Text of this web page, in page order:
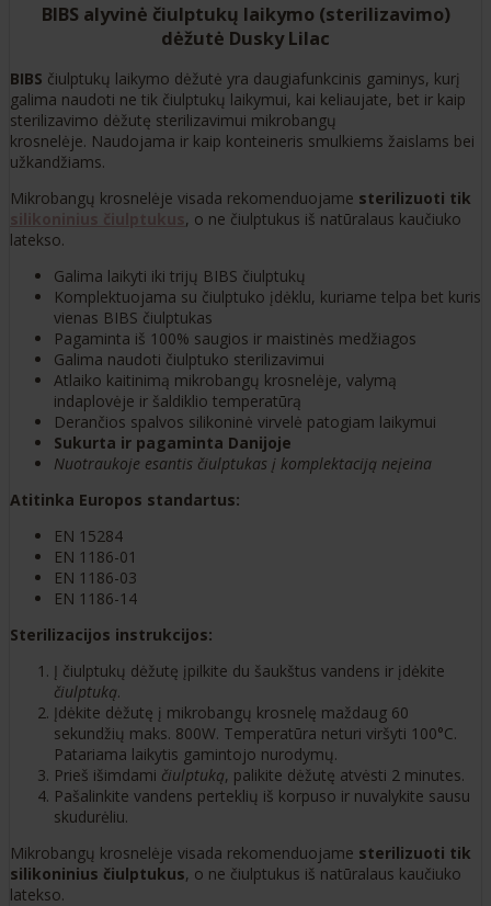
BIBS alyvinė čiulptukų laikymo (sterilizavimo)
dėžutė Dusky Lilac
BIBS čiulptukų laikymo dėžutė yra daugiafunkcinis gaminys, kurį
galima naudoti ne tik čiulptukų laikymui, kai keliaujate, bet ir kaip
sterilizavimo dėžutę sterilizavimui mikrobangų
krosnelėje. Naudojama ir kaip konteineris smulkiems žaislams bei
užkandžiams.
Mikrobangų krosnelėje visada rekomenduojame sterilizuoti tik
, o ne čiulptukus iš natūralaus kaučiuko
latekso.
Galima laikyti iki trijų BIBS čiulptukų
Komplektuojama su čiulptuko įdėklu, kuriame telpa bet kuris
vienas BIBS čiulptukas
Pagaminta iš 100% saugios ir maistinės medžiagos
Galima naudoti čiulptuko sterilizavimui
Atlaiko kaitinimą mikrobangų krosnelėje, valymą
indaplovėje ir šaldiklio temperatūrą
Derančios spalvos silikoninė virvelė patogiam laikymui
Sukurta ir pagaminta Danijoje
Nuotraukoje esantis čiulptukas į komplektaciją neįeina
Atitinka Europos standartus:
EN 15284
EN 1186-01
EN 1186-03
EN 1186-14
Sterilizacijos instrukcijos:
Į čiulptukų dėžutę įpilkite du šaukštus vandens ir įdėkite
čiulptuką.
Įdėkite dėžutę į mikrobangų krosnelę maždaug 60
sekundžių maks. 800W. Temperatūra neturi viršyti 100°C.
Patariama laikytis gamintojo nurodymų.
Prieš išimdami čiulptuką, palikite dėžutę atvėsti 2 minutes.
Pašalinkite vandens perteklių iš korpuso ir nuvalykite sausu
skudurėliu.
Mikrobangų krosnelėje visada rekomenduojame sterilizuoti tik
silikoninius čiulptukus, o ne čiulptukus iš natūralaus kaučiuko
latekso.